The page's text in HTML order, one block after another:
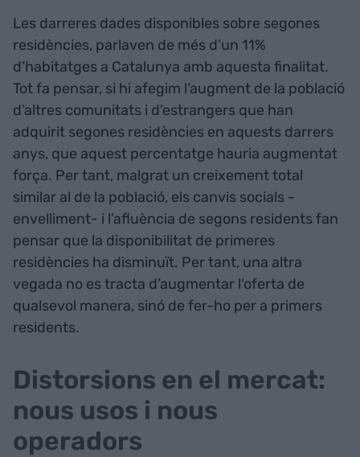
Les darreres dades disponibles sobre segones
residències, parlaven de més d’un 11%
d’habitatges a Catalunya amb aquesta finalitat.
Tot fa pensar, si hi afegim l’augment de la població
d’altres comunitats i d’estrangers que han
adquirit segones residències en aquests darrers
anys, que aquest percentatge hauria augmentat
força. Per tant, malgrat un creixement total
similar al de la població, els canvis socials -
envelliment- i l’afluència de segons residents fan
pensar que la disponibilitat de primeres
residències ha disminuït. Per tant, una altra
vegada no es tracta d’augmentar l’oferta de
qualsevol manera, sinó de fer-ho per a primers
residents.
Distorsions en el mercat:
nous usos i nous
operadors